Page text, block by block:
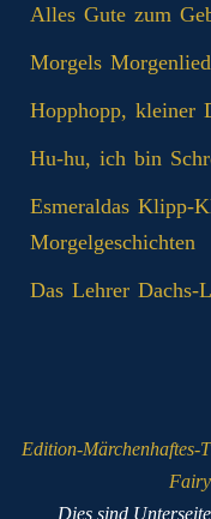
Alles Gute zum
Morgels
Hopphopp, kleiner
Hu-hu, ich bin
Esmeraldas
Morgelgeschichten
Das Lehrer Dachs-
Edition-Märchenhaftes-
Dies sind